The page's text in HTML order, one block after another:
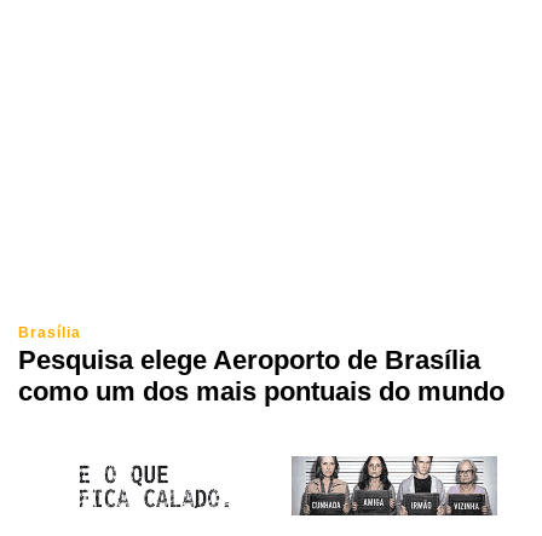
Brasília
Pesquisa elege Aeroporto de Brasília
como um dos mais pontuais do mundo